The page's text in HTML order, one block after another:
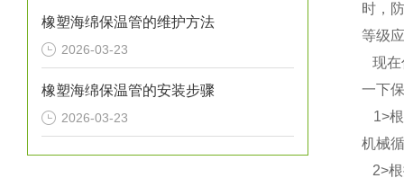
橡塑海绵保温管的维护方法
2026-03-23
橡塑海绵保温管的安装步骤
2026-03-23
时，
等级
现在
一下
1>根
机械
2>根